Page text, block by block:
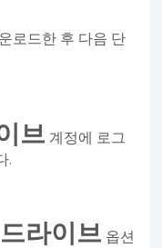
로드한 후 다음 단
브 계정에 로그
.
라이브 옵션